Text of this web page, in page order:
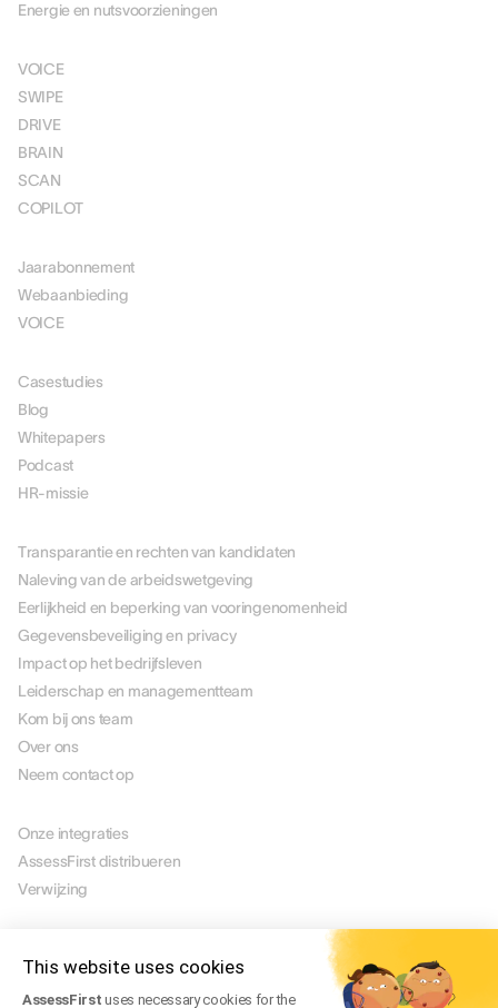
This website uses cookies
AssessFirstuses necessary cookies for the
Energie en nutsvoorzieningen
VOICE
SWIPE
DRIVE
BRAIN
SCAN
COPILOT
Jaarabonnement
Webaanbieding
VOICE
Casestudies
Blog
Whitepapers
Podcast
HR-missie
Transparantie en rechten van kandidaten
Naleving van de arbeidswetgeving
Eerlijkheid en beperking van vooringenomenheid
Gegevensbeveiliging en privacy
Impact op het bedrijfsleven
Leiderschap en managementteam
Kom bij ons team
Over ons
Neem contact op
Onze integraties
AssessFirst distribueren
Verwijzing
Manage Cookies
Gebruiksvoorwaarden